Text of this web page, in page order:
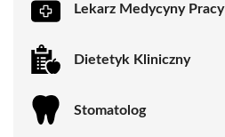
Lekarz Medycyny Pracy
Dietetyk Kliniczny
Stomatolog